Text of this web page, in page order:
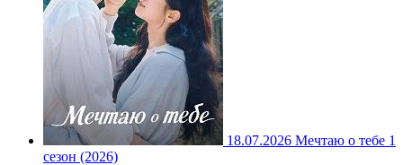
18.07.2026 Мечтаю о тебе 1
сезон (2026)